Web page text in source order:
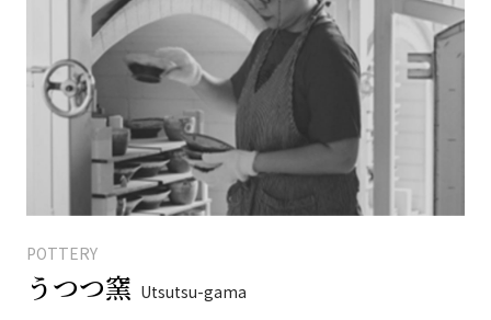
POTTERY
うつつ窯 Utsutsu-gama